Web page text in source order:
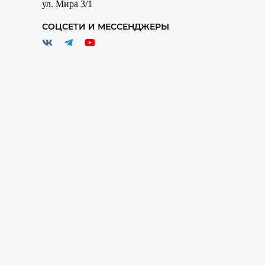
ул. Мира 3/1
СОЦСЕТИ И МЕССЕНДЖЕРЫ